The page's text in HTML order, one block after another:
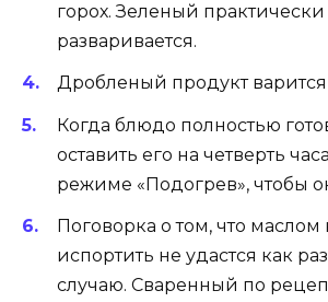
горох. Зеленый практически
разваривается.
Дробленый продукт варится
Когда блюдо полностью
оставить его на четверть
режиме «Подогрев», чтобы
Поговорка о том, что маслом
испортить не удастся как
случаю. Сваренный по